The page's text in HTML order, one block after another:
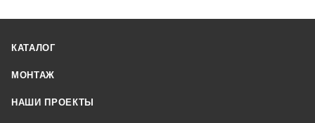
КАТАЛОГ
МОНТАЖ
НАШИ ПРОЕКТЫ